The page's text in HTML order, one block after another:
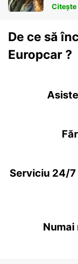
Citește
De ce să
Europcar ?
Serviciu 24/
Numai